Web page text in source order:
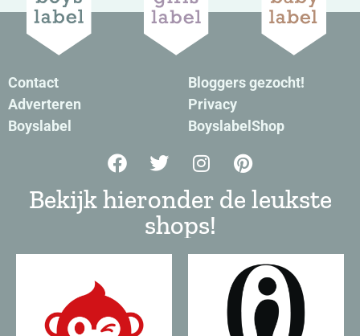
Contact
Adverteren
Boyslabel
Bloggers gezocht!
Privacy
BoyslabelShop
Bekijk hieronder de leukste
shops!